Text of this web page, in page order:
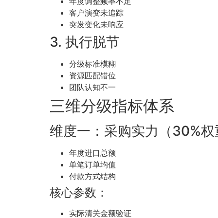
客户演变未追踪
突发变化未响应
3. 执行脱节
分级标准模糊
资源匹配错位
团队认知不一
三维分级指标体系
维度一：采购实力（30%权
年度进口总额
单笔订单均值
付款方式结构
核心参数：
实际清关金额验证